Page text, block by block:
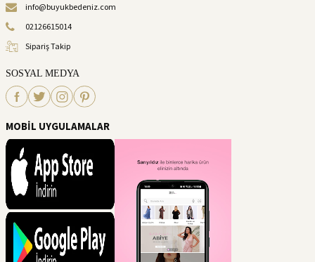
info@buyukbedeniz.com
02126615014
Sipariş Takip
SOSYAL MEDYA
MOBİL UYGULAMALAR